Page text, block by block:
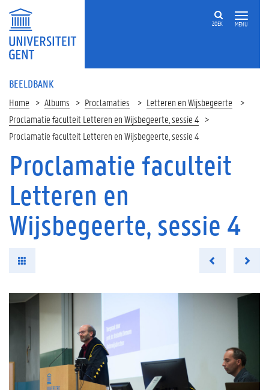
MENU
ZOEK
BEELDBANK
Home Albums Proclamaties
Letteren en Wijsbegeerte
Proclamatie faculteit Letteren en Wijsbegeerte, sessie 4
Proclamatie faculteit Letteren en Wijsbegeerte, sessie 4
Proclamatie faculteit
Letteren en
Wijsbegeerte, sessie 4